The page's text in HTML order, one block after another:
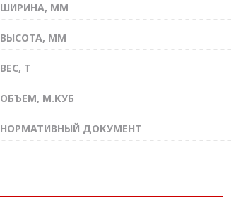
ШИРИНА, ММ
ВЫСОТА, ММ
ВЕС, Т
ОБЪЕМ, М.КУБ
НОРМАТИВНЫЙ ДОКУМЕНТ